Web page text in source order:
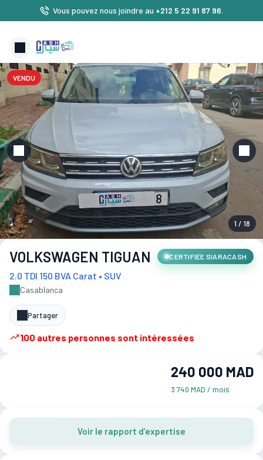
Vous pouvez nous joindre au +212 5 22 91 87 96
1 / 18
VENDU
VOLKSWAGEN TIGUAN CERTIFIÉE SIARACASH
2.0 TDI 150 BVA Carat • SUV
Casablanca
Partager
100 autres personnes sont intéressées
240 000 MAD
3 740 MAD / mois
Voir le rapport d’expertise